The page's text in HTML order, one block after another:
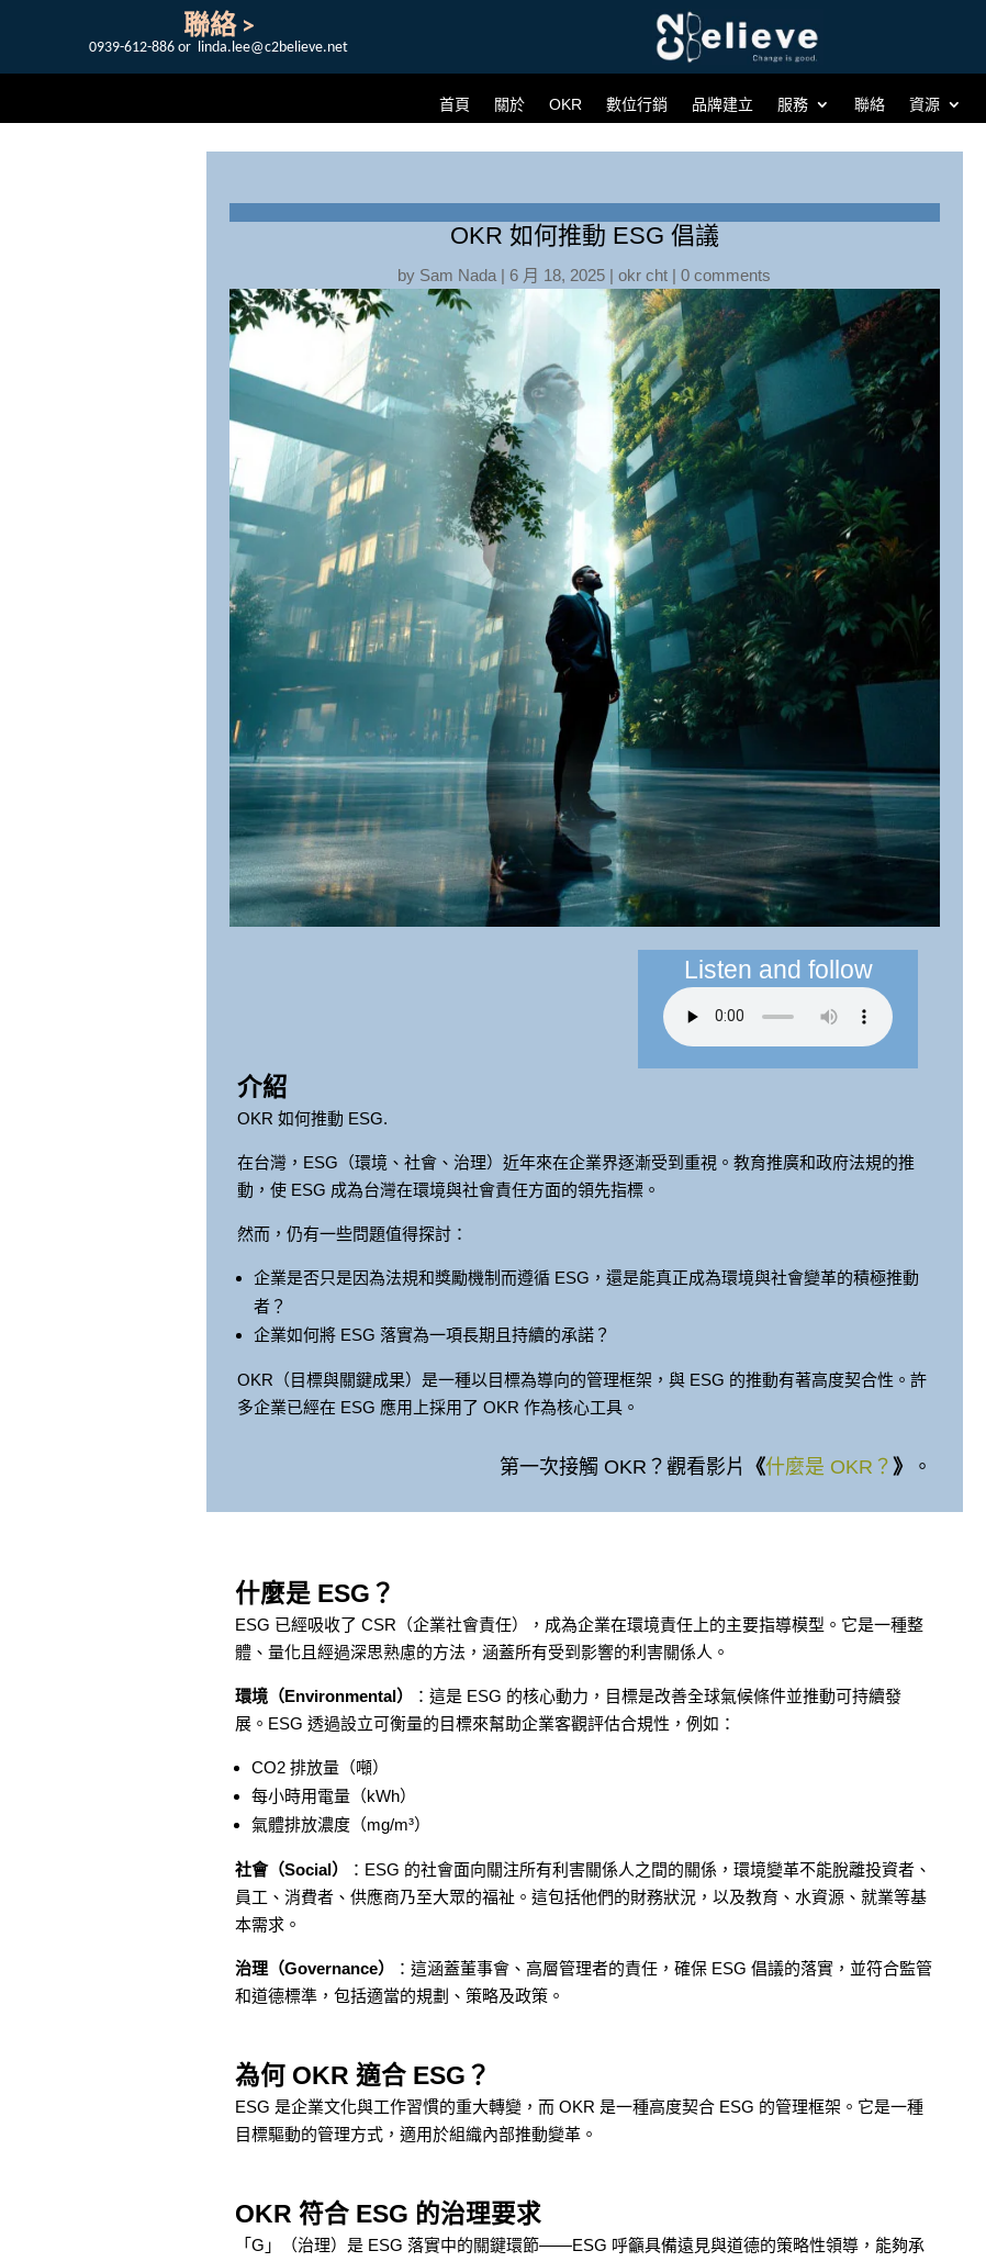
聯絡 >
0939-612-886 or linda.lee@c2believe.net
首頁 關於 OKR 數位行銷 品牌建立 服務 聯絡 資源
OKR 如何推動 ESG 倡議
by Sam Nada |6 月 18, 2025 |okr cht |0 comments
Listen and follow
介紹
OKR 如何推動 ESG.
在台灣，ESG（環境、社會、治理）近年來在企業界逐漸受到重視。教育推廣和政府法規的推
動，使 ESG 成為台灣在環境與社會責任方面的領先指標。
然而，仍有一些問題值得探討：
企業是否只是因為法規和獎勵機制而遵循 ESG，還是能真正成為環境與社會變革的積極推動
者？
企業如何將 ESG 落實為一項長期且持續的承諾？
OKR（目標與關鍵成果）是一種以目標為導向的管理框架，與 ESG 的推動有著高度契合性。許
多企業已經在 ESG 應用上採用了 OKR 作為核心工具。
第一次接觸 OKR？觀看影片 《什麼是 OKR？ 》 。
什麼是 ESG？
ESG 已經吸收了 CSR（企業社會責任），成為企業在環境責任上的主要指導模型。它是一種整
體、量化且經過深思熟慮的方法，涵蓋所有受到影響的利害關係人。
環境（Environmental）
：這是 ESG 的核心動力，目標是改善全球氣候條件並推動可持續發
展。ESG 透過設立可衡量的目標來幫助企業客觀評估合規性，例如：
CO2 排放量（噸）
每小時用電量（kWh）
氣體排放濃度（mg/m³）
社會（Social）
：ESG 的社會面向關注所有利害關係人之間的關係，環境變革不能脫離投資者、
員工、消費者、供應商乃至大眾的福祉。這包括他們的財務狀況，以及教育、水資源、就業等基
本需求。
治理（Governance）
：這涵蓋董事會、高層管理者的責任，確保 ESG 倡議的落實，並符合監管
和道德標準，包括適當的規劃、策略及政策。
為何 OKR 適合 ESG？
ESG 是企業文化與工作習慣的重大轉變，而 OKR 是一種高度契合 ESG 的管理框架。它是一種
目標驅動的管理方式，適用於組織內部推動變革。
OKR 符合 ESG 的治理要求
「G」（治理）是 ESG 落實中的關鍵環節——ESG 呼籲具備遠見與道德的策略性領導，能夠承